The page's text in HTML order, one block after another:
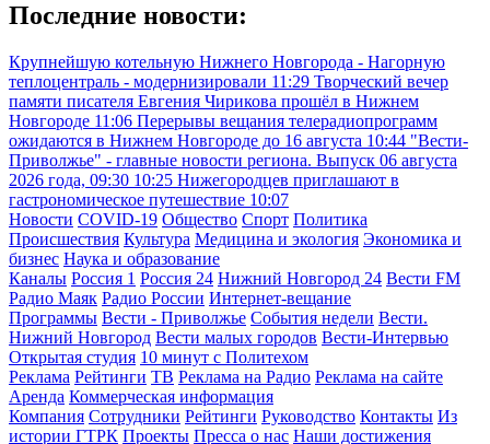
Последние новости:
Крупнейшую котельную Нижнего Новгорода - Нагорную
теплоцентраль - модернизировали 11:29 Творческий вечер
памяти писателя Евгения Чирикова прошёл в Нижнем
Новгороде 11:06 Перерывы вещания телерадиопрограмм
ожидаются в Нижнем Новгороде до 16 августа 10:44 "Вести-
Приволжье" - главные новости региона. Выпуск 06 августа
2026 года, 09:30 10:25 Нижегородцев приглашают в
гастрономическое путешествие 10:07
Новости COVID-19 Общество Спорт Политика
Происшествия Культура Медицина и экология Экономика и
бизнес Наука и образование
Каналы Россия 1 Россия 24 Нижний Новгород 24 Вести FM
Радио Маяк Радио России Интернет-вещание
Программы Вести - Приволжье События недели Вести.
Нижний Новгород Вести малых городов Вести-Интервью
Открытая студия 10 минут с Политехом
Реклама Рейтинги ТВ Реклама на Радио Реклама на сайте
Аренда Коммерческая информация
Компания Сотрудники Рейтинги Руководство Контакты Из
истории ГТРК Проекты Пресса о нас Наши достижения